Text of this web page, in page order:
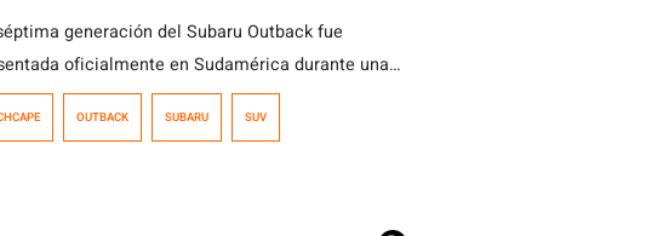
generación del Subaru Outback fue
oficialmente en Sudamérica durante una
realizada en Chile, que reunió a
de la marca de Argentina, Perú,
OUTBACK SUBARU SUV